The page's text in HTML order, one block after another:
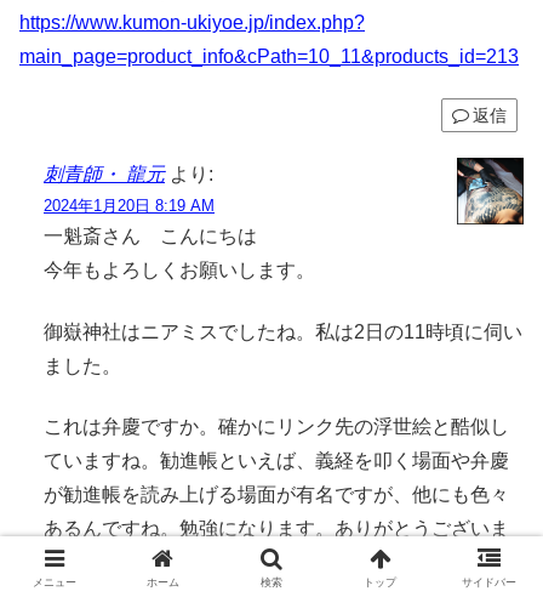
https://www.kumon-ukiyoe.jp/index.php?
main_page=product_info&cPath=10_11&products_id=213
返信
刺青師・ 龍元 より:
2024年1月20日 8:19 AM
一魁斎さん こんにちは
今年もよろしくお願いします。
御嶽神社はニアミスでしたね。私は2日の11時頃に伺い
ました。
これは弁慶ですか。確かにリンク先の浮世絵と酷似し
ていますね。勧進帳といえば、義経を叩く場面や弁慶
が勧進帳を読み上げる場面が有名ですが、他にも色々
あるんですね。勉強になります。ありがとうございま
す。
メニュー ホーム 検索 トップ サイドバー